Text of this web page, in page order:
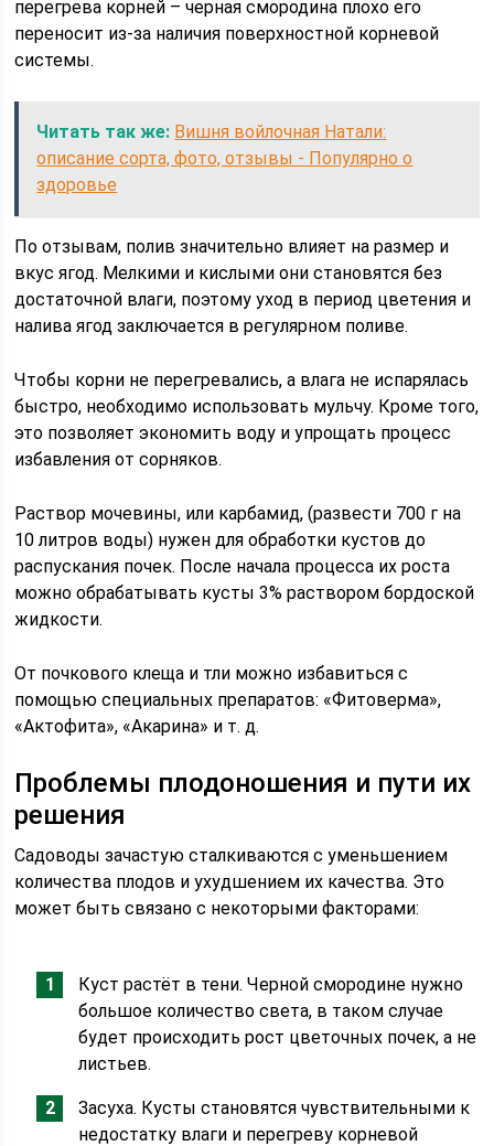
перегрева корней – черная смородина плохо его
переносит из-за наличия поверхностной корневой
системы.
Читать так же: Вишня войлочная Натали:
описание сорта, фото, отзывы - Популярно о
здоровье
По отзывам, полив значительно влияет на размер и
вкус ягод. Мелкими и кислыми они становятся без
достаточной влаги, поэтому уход в период цветения и
налива ягод заключается в регулярном поливе.
Чтобы корни не перегревались, а влага не испарялась
быстро, необходимо использовать мульчу. Кроме того,
это позволяет экономить воду и упрощать процесс
избавления от сорняков.
Раствор мочевины, или карбамид, (развести 700 г на
10 литров воды) нужен для обработки кустов до
распускания почек. После начала процесса их роста
можно обрабатывать кусты 3% раствором бордоской
жидкости.
От почкового клеща и тли можно избавиться с
помощью специальных препаратов: «Фитоверма»,
«Актофита», «Акарина» и т. д.
Проблемы плодоношения и пути их
решения
Садоводы зачастую сталкиваются с уменьшением
количества плодов и ухудшением их качества. Это
может быть связано с некоторыми факторами:
Куст растёт в тени. Черной смородине нужно
большое количество света, в таком случае
будет происходить рост цветочных почек, а не
листьев.
Засуха. Кусты становятся чувствительными к
недостатку влаги и перегреву корневой